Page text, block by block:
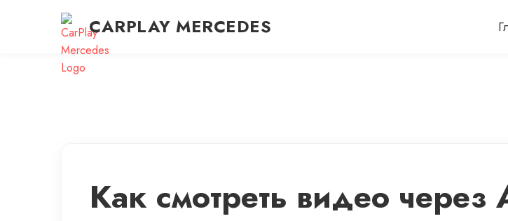
CARPLAY MERCEDES
Как смотреть видео через